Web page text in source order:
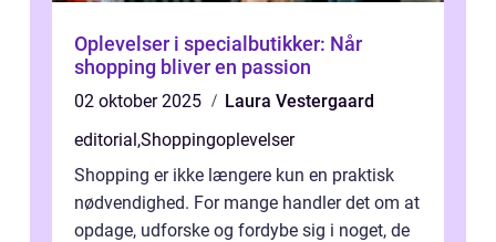
Oplevelser i specialbutikker: Når
shopping bliver en passion
02 oktober 2025
Laura Vestergaard
editorial,Shoppingoplevelser
Shopping er ikke længere kun en praktisk
nødvendighed. For mange handler det om at
opdage, udforske og fordybe sig i noget, de